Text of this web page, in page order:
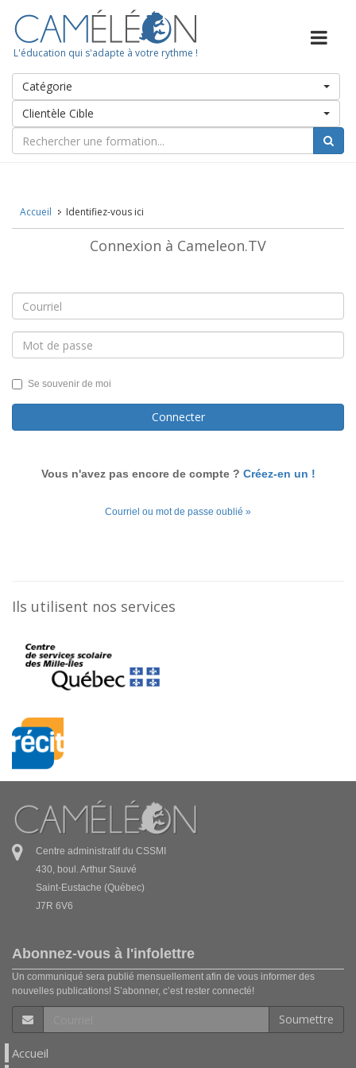
L'éducation qui s'adapte à votre rythme !
Catégorie
Clientèle Cible
Accueil Identifiez-vous ici
Connexion à Cameleon.TV
Se souvenir de moi
Connecter
Vous n'avez pas encore de compte ? Créez-en un !
Courriel ou mot de passe oublié »
Ils utilisent nos services
Centre administratif du CSSMI
430, boul. Arthur Sauvé
Saint-Eustache (Québec)
J7R 6V6
Abonnez-vous à l'infolettre
Un communiqué sera publié mensuellement afin de vous informer des
nouvelles publications! S’abonner, c’est rester connecté!
Soumettre
Accueil